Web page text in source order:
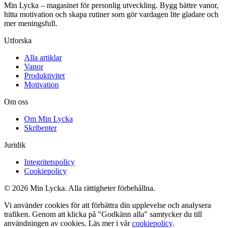
Min Lycka – magasinet för personlig utveckling. Bygg bättre vanor,
hitta motivation och skapa rutiner som gör vardagen lite gladare och
mer meningsfull.
Utforska
Alla artiklar
Vanor
Produktivitet
Motivation
Om oss
Om Min Lycka
Skribenter
Juridik
Integritetspolicy
Cookiepolicy
© 2026 Min Lycka. Alla rättigheter förbehållna.
Vi använder cookies för att förbättra din upplevelse och analysera
trafiken. Genom att klicka på "Godkänn alla" samtycker du till
användningen av cookies. Läs mer i vårcookiepolicy.